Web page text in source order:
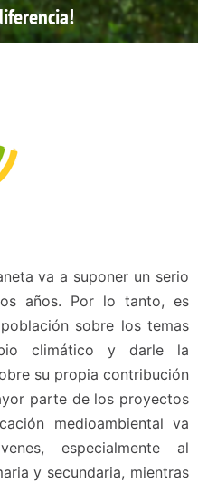
va a suponer un serio
años. Por lo tanto, es
sobre los temas
climático y darle la
su propia contribución
parte de los proyectos
medioambiental va
especialmente al
y secundaria, mientras